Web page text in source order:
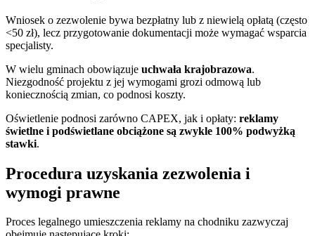
Wniosek o zezwolenie bywa bezpłatny lub z niewielą opłatą (często
<50 zł), lecz przygotowanie dokumentacji może wymagać wsparcia
specjalisty.
W wielu gminach obowiązuje uchwała krajobrazowa.
Niezgodność projektu z jej wymogami grozi odmową lub
koniecznością zmian, co podnosi koszty.
Oświetlenie podnosi zarówno CAPEX, jak i opłaty: reklamy
świetlne i podświetlane obciążone są zwykle 100% podwyżką
stawki.
Procedura uzyskania zezwolenia i
wymogi prawne
Proces legalnego umieszczenia reklamy na chodniku zazwyczaj